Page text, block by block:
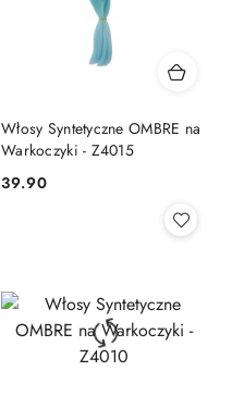
Włosy Syntetyczne OMBRE na
Warkoczyki - Z4015
Cena:
39.90